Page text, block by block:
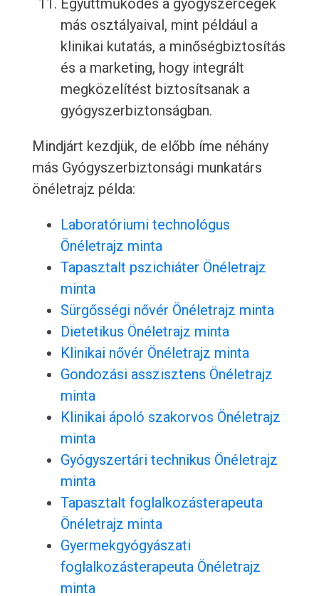
Együttműködés a gyógyszercégek
más osztályaival, mint például a
klinikai kutatás, a minőségbiztosítás
és a marketing, hogy integrált
megközelítést biztosítsanak a
gyógyszerbiztonságban.
Mindjárt kezdjük, de előbb íme néhány
más Gyógyszerbiztonsági munkatárs
önéletrajz példa:
Laboratóriumi technológus
Önéletrajz minta
Tapasztalt pszichiáter Önéletrajz
minta
Sürgősségi nővér Önéletrajz minta
Dietetikus Önéletrajz minta
Klinikai nővér Önéletrajz minta
Gondozási asszisztens Önéletrajz
minta
Klinikai ápoló szakorvos Önéletrajz
minta
Gyógyszertári technikus Önéletrajz
minta
Tapasztalt foglalkozásterapeuta
Önéletrajz minta
Gyermekgyógyászati
foglalkozásterapeuta Önéletrajz
minta